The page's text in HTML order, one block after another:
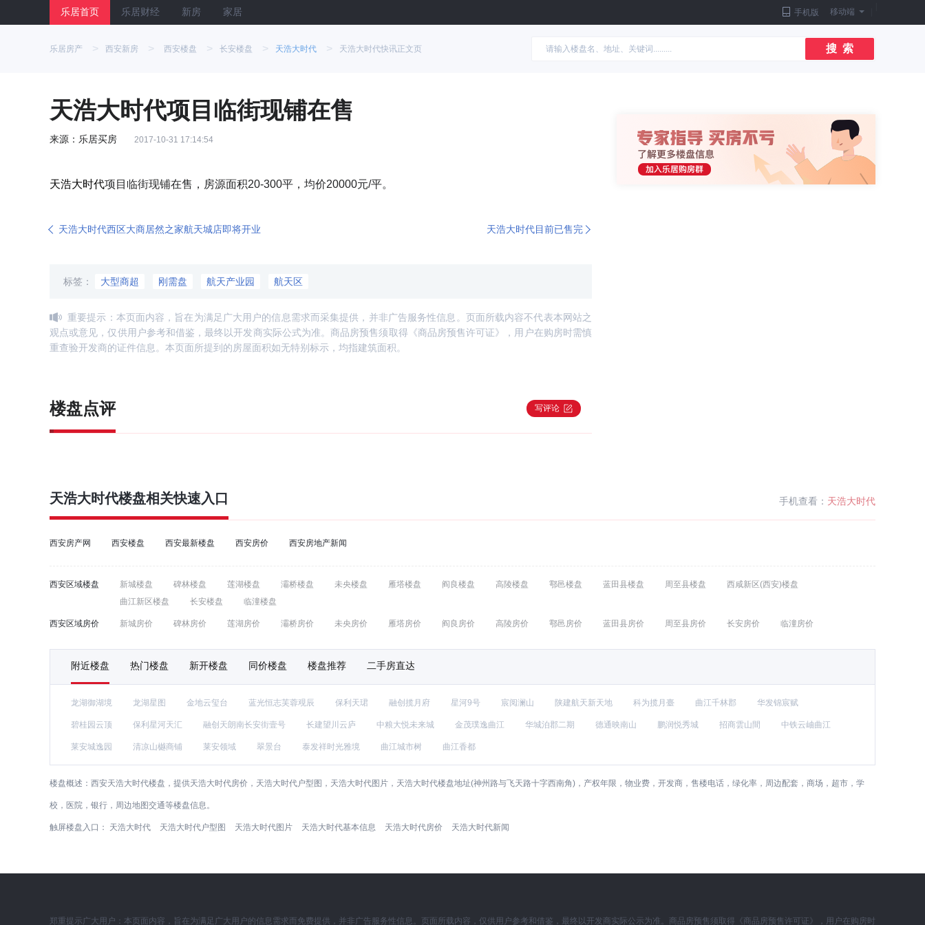
乐居首页 乐居财经 新房 家居 手机版 移动端
乐居房产 > 西安新房 > 西安楼盘 > 长安楼盘 > 天浩大时代 > 天浩大时代快讯正文页 搜 索
天浩大时代项目临街现铺在售
来源：乐居买房 2017-10-31 17:14:54
天浩大时代项目临街现铺在售，房源面积20-300平，均价20000元/平。
天浩大时代西区大商居然之家航天城店即将开业 天浩大时代目前已售完
标签： 大型商超 刚需盘 航天产业园 航天区
重要提示：本页面内容，旨在为满足广大用户的信息需求而采集提供，并非广告服务性信息。页面所载内容不代表本网站之
观点或意见，仅供用户参考和借鉴，最终以开发商实际公式为准。商品房预售须取得《商品房预售许可证》，用户在购房时需慎
重查验开发商的证件信息。本页面所提到的房屋面积如无特别标示，均指建筑面积。
楼盘点评 写评论
天浩大时代楼盘相关快速入口 手机查看： 天浩大时代
西安房产网 西安楼盘 西安最新楼盘 西安房价 西安房地产新闻
西安区域楼盘 新城楼盘 碑林楼盘 莲湖楼盘 灞桥楼盘 未央楼盘 雁塔楼盘 阎良楼盘 高陵楼盘 鄠邑楼盘 蓝田县楼盘 周至县楼盘
西咸新区(西安)楼盘
曲江新区楼盘
长安楼盘 临潼楼盘
西安区域房价 新城房价 碑林房价 莲湖房价 灞桥房价 未央房价 雁塔房价 阎良房价 高陵房价 鄠邑房价 蓝田县房价 周至县房价 长安房价 临潼房价
附近楼盘 热门楼盘 新开楼盘 同价楼盘 楼盘推荐 二手房直达
龙湖御湖境 龙湖星图 金地云玺台 蓝光恒志芙蓉覌辰 保利天珺 融创揽月府 星河9号 宸阅澜山 陕建航天新天地 科为揽月臺 曲江千林郡 华发锦宸赋
碧桂园云顶 保利星河天汇 融创天朗南长安街壹号 长建望川云庐 中粮大悦未来城 金茂璞逸曲江 华城泊郡二期 德通映南山 鹏润悦秀城 招商雲山間 中铁云岫曲江
莱安城逸园 清凉山樾商铺 莱安领域 翠景台 泰发祥时光雅境 曲江城市树 曲江香都
楼盘概述： 西安天浩大时代楼盘，提供天浩大时代房价，天浩大时代户型图，天浩大时代图片，天浩大时代楼盘地址(神州路与飞天路十字西南角)，产权年限，物业费，开发商，售楼电话，绿化率，周边配套，商场，超市，学
校，医院，银行，周边地图交通等楼盘信息。
触屏楼盘入口： 天浩大时代 天浩大时代户型图 天浩大时代图片 天浩大时代基本信息 天浩大时代房价 天浩大时代新闻
郑重提示广大用户：本页面内容，旨在为满足广大用户的信息需求而免费提供，并非广告服务性信息。页面所载内容，仅供用户参考和借鉴，最终以开发商实际公示为准。商品房预售须取得《商品房预售许可证》，用户在购房时